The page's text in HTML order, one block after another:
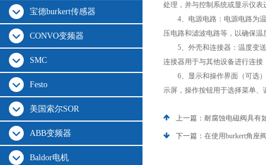
宝德burkert传感器
CONVO变频器
SMC
Festo
美国索尔SOR
ABB变频器
Baldor电机
处理，并与控制系统或显示仪表
4、电源电路：电源电路为温
压电路和滤波电路等，以确保
5、外壳和连接器：温度变送
连接器用于与其他设备进行连
6、显示和操作界面（可选）
示屏，操作按钮用于选择菜单
上一篇： 耐腐蚀电磁阀具有
下一篇： 在使用burkert角座